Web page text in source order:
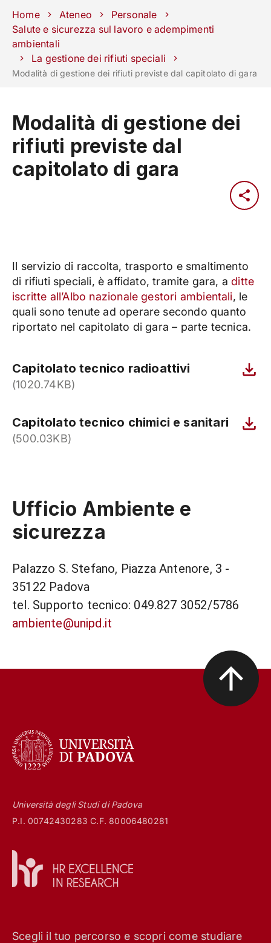
Scuole Dipartimenti CentriSostieni
Unipd
stampa
noi
phone mail search IT
STUDIARE
IMPRESE E IMPATTO
Home Ateneo
Personale
Salute e sicurezza sul lavoro e adempimenti
ambientali
La gestione dei rifiuti speciali
Modalità di gestione dei rifiuti previste dal capitolato di gara
Modalità di gestione dei
rifiuti previste dal
capitolato di gara
Il servizio di raccolta, trasporto e smaltimento
di rifiuti speciali, è affidato, tramite gara, aditte
iscritte all’Albo nazionale gestori ambientali, le
quali sono tenute ad operare secondo quanto
riportato nel capitolato di gara – parte tecnica.
Capitolato tecnico radioattivi
(1020.74KB)
Capitolato tecnico chimici e sanitari
(500.03KB)
Ufficio Ambiente e
sicurezza
Palazzo S. Stefano, Piazza Antenore, 3 -
35122 Padova
tel. Supporto tecnico: 049.827 3052/5786
ambiente@unipd.it
Università degli Studi di Padova
P.I. 00742430283 C.F. 80006480281
Scegli il tuo percorso e scopri come studiare